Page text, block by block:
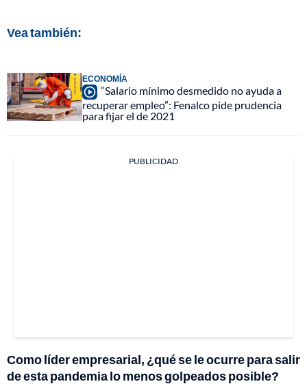
Vea también:
ECONOMÍA
“Salario mínimo desmedido no ayuda a
recuperar empleo”: Fenalco pide prudencia
para fijar el de 2021
PUBLICIDAD
Como líder empresarial, ¿qué se le ocurre para salir
de esta pandemia lo menos golpeados posible?